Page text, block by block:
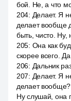
бой. Не, а что
204: Делает. Я
делает вообще
быть, чисто. Ну,
205: Она как
скорее всего.
206: Дальник
207: Делает. Я
делает вообще?
Ну слушай, она